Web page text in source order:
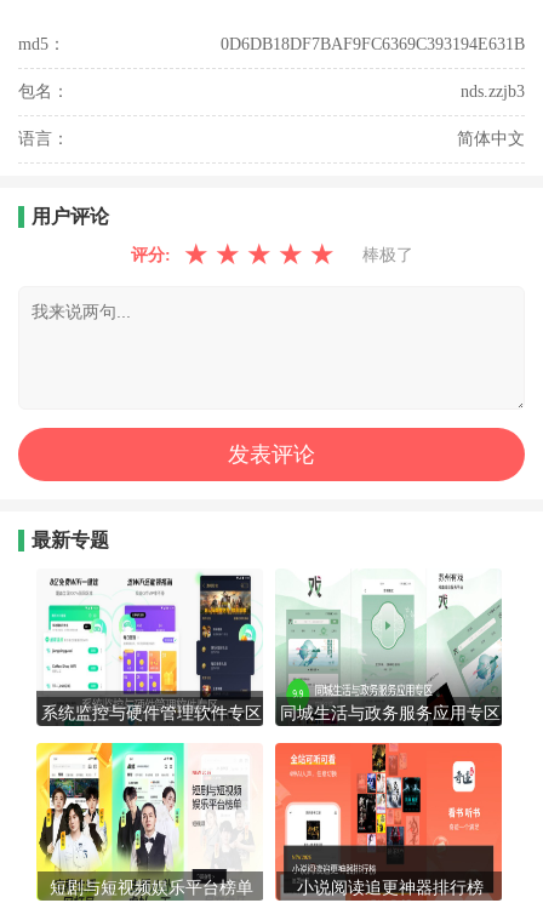
md5： 0D6DB18DF7BAF9FC6369C393194E631B
包名： nds.zzjb3
语言： 简体中文
用户评论
评分: ★ ★ ★ ★ ★ 棒极了
最新专题
系统监控与硬件管理软件专区 同城生活与政务服务应用专区
短剧与短视频娱乐平台榜单 小说阅读追更神器排行榜